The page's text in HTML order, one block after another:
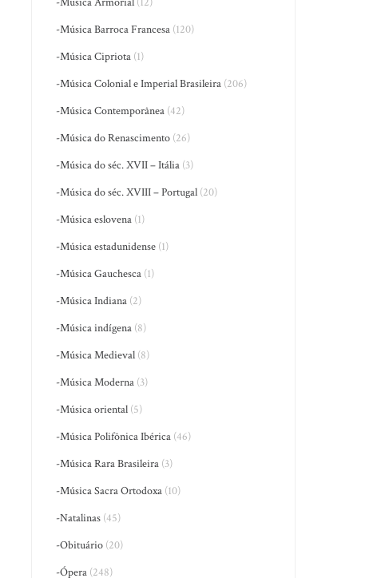
-Música Barroca Francesa (120)
-Música Cipriota (1)
-Música Colonial e Imperial Brasileira (206)
-Música Contemporânea (42)
-Música do Renascimento (26)
-Música do séc. XVII – Itália (3)
-Música do séc. XVIII – Portugal (20)
-Música eslovena (1)
-Música estadunidense (1)
-Música Gauchesca (1)
-Música Indiana (2)
-Música indígena (8)
-Música Medieval (8)
-Música Moderna (3)
-Música oriental (5)
-Música Polifônica Ibérica (46)
-Música Rara Brasileira (3)
-Música Sacra Ortodoxa (10)
-Natalinas (45)
-Obituário (20)
-Ópera (248)